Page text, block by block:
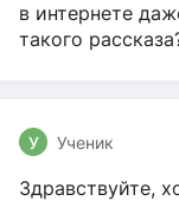
в интернете
такого
У Ученик
Здравствуйте,